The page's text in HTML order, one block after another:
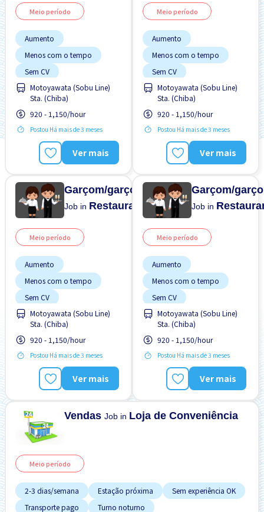
Meio período
Aumento
Menos com o tempo
Sem CV
Sem experiência OK
Transporte pago
Motoyawata (Sobu Line)
Sta. (Chiba)
920 - 1,150/hour
Postou Há mais de 3 meses
Ver mais
Meio período
Aumento
Menos com o tempo
Sem CV
Sem experiência OK
Transporte pago
Motoyawata (Sobu Line)
Sta. (Chiba)
920 - 1,150/hour
Postou Há mais de 3 meses
Ver mais
Garçom/garçonete
Job in Restaurante
Meio período
Aumento
Menos com o tempo
Sem CV
Sem experiência OK
Transporte pago
Motoyawata (Sobu Line)
Sta. (Chiba)
920 - 1,150/hour
Postou Há mais de 3 meses
Ver mais
Garçom/
Job in
Meio período
Aumento
Menos com o tempo
Sem CV
Sem experiência OK
Transporte pago
Motoyawata (Sobu Line)
Sta. (Chiba)
920 - 1,150/hour
Postou Há mais de 3 meses
Ver mais
VendasJob in Loja de Conveniência
Meio período
2-3 dias/semana Estação próxima
Sem experiência OK
Transporte pago
Turno noturno